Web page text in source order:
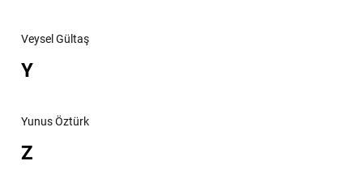
Veysel Gültaş
Y
Yunus Öztürk
Z